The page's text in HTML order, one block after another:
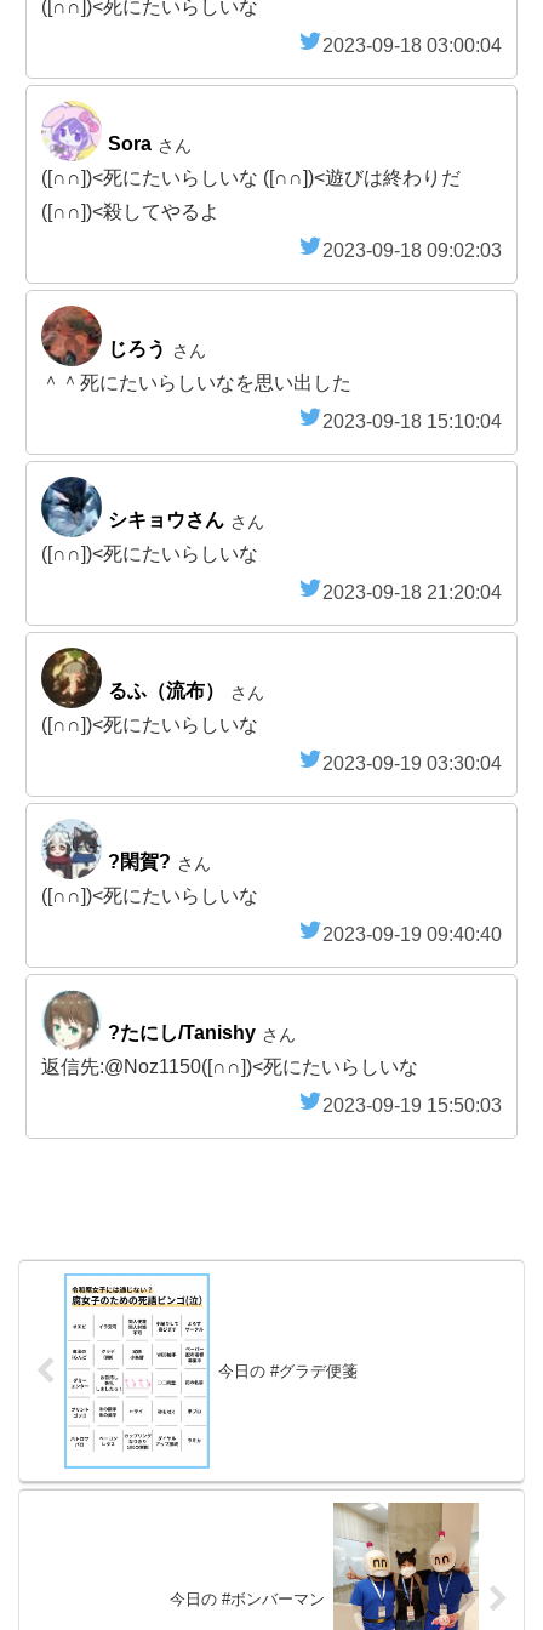
([∩∩])<死にたいらしいな
2023-09-18 03:00:04
Sora さん
([∩∩])<死にたいらしいな ([∩∩])<遊びは終わりだ
([∩∩])<殺してやるよ
2023-09-18 09:02:03
じろう さん
＾＾死にたいらしいなを思い出した
2023-09-18 15:10:04
シキョウさん さん
([∩∩])<死にたいらしいな
2023-09-18 21:20:04
るふ（流布） さん
([∩∩])<死にたいらしいな
2023-09-19 03:30:04
?閑賀? さん
([∩∩])<死にたいらしいな
2023-09-19 09:40:40
?たにし/Tanishy さん
返信先:@Noz1150([∩∩])<死にたいらしいな
2023-09-19 15:50:03
今日の #グラデ便箋
今日の #ボンバーマン